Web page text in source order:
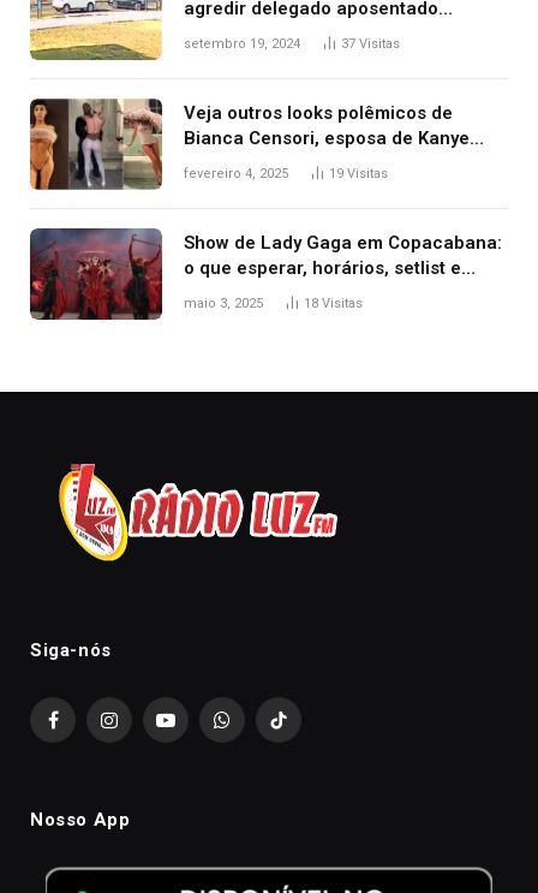
agredir delegado aposentado
durante confusão no trânsito
setembro 19, 2024 37 Visitas
Veja outros looks polêmicos de
Bianca Censori, esposa de Kanye
West que apareceu nua no Grammy
fevereiro 4, 2025 19 Visitas
Show de Lady Gaga em Copacabana:
o que esperar, horários, setlist e
onde assistir
maio 3, 2025 18 Visitas
Siga-nós
FacebookInstagramYouTubeWhatsAppTikTok
Nosso App